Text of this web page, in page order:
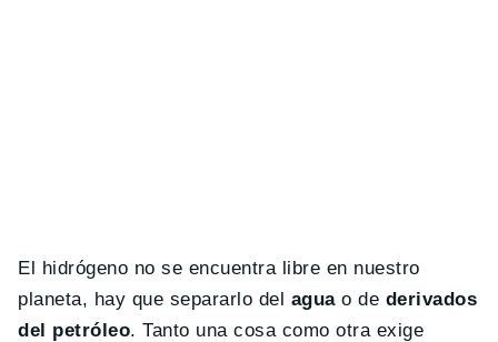
El hidrógeno no se encuentra libre en nuestro
planeta, hay que separarlo del aguao de derivados
del petróleo. Tanto una cosa como otra exige